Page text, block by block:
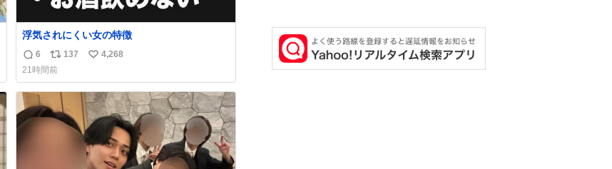
浮気されにくい女の特徴
返
信
数
6
リ
ポ
ス
ト
数
137
い
ね
数
4,268
21時間前